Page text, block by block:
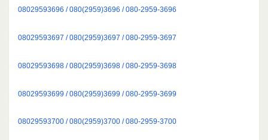
08029593696 / 080(2959)3696 / 080-2959-3696
08029593697 / 080(2959)3697 / 080-2959-3697
08029593698 / 080(2959)3698 / 080-2959-3698
08029593699 / 080(2959)3699 / 080-2959-3699
08029593700 / 080(2959)3700 / 080-2959-3700